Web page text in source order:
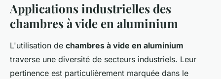
Applications industrielles des
chambres à vide en aluminium
L'utilisation de chambres à vide en aluminium
traverse une diversité de secteurs industriels. Leur
pertinence est particulièrement marquée dans le